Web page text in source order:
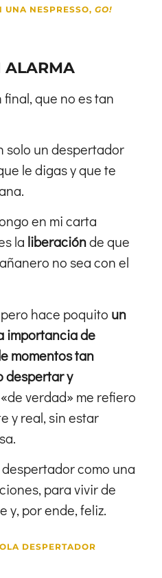
UNA NESPRESSO, GO!
ALARMA
que no es tan
solo un despertador
le digas y que te
en mi carta
la liberaciónde que
no sea con el
hace poquito un
importancia de
momentos tan
despertar y
verdad» me refiero
y real, sin estar
como una
para vivir de
y, por ende, feliz.
DESPERTADOR